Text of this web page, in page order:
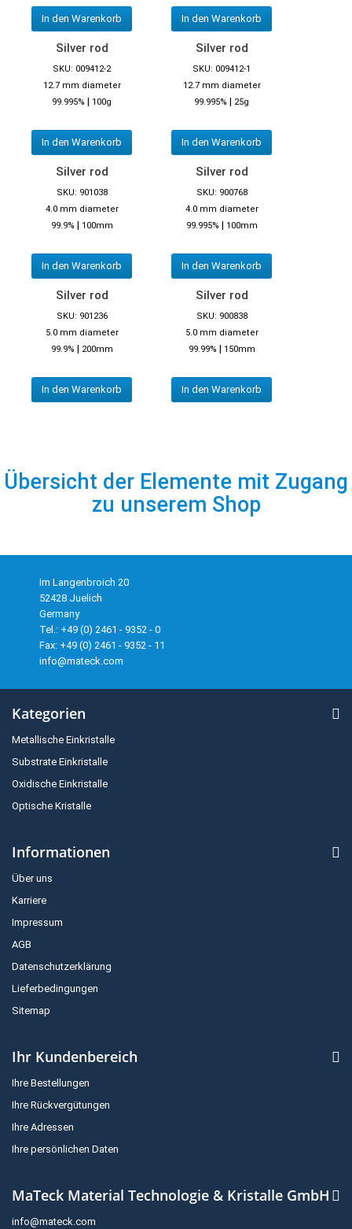
In den Warenkorb In den Warenkorb
Silver rod
SKU: 009412-2
12.7 mm diameter
99.995% | 100g
In den Warenkorb
Silver rod
SKU: 009412-1
12.7 mm diameter
99.995% | 25g
In den Warenkorb
Silver rod
SKU: 901038
4.0 mm diameter
99.9% | 100mm
In den Warenkorb
Silver rod
SKU: 900768
4.0 mm diameter
99.995% | 100mm
In den Warenkorb
Silver rod
SKU: 901236
5.0 mm diameter
99.9% | 200mm
In den Warenkorb
Silver rod
SKU: 900838
5.0 mm diameter
99.99% | 150mm
In den Warenkorb
Übersicht der Elemente mit Zugang
zu unserem Shop
Im Langenbroich 20
52428 Juelich
Germany
Tel.: +49 (0) 2461 - 9352 - 0
Fax: +49 (0) 2461 - 9352 - 11
info@mateck.com
Kategorien
Metallische Einkristalle
Substrate Einkristalle
Oxidische Einkristalle
Optische Kristalle
Informationen
Über uns
Karriere
Impressum
AGB
Datenschutzerklärung
Lieferbedingungen
Sitemap
Ihr Kundenbereich
Ihre Bestellungen
Ihre Rückvergütungen
Ihre Adressen
Ihre persönlichen Daten
MaTeck Material Technologie & Kristalle GmbH
info@mateck.com